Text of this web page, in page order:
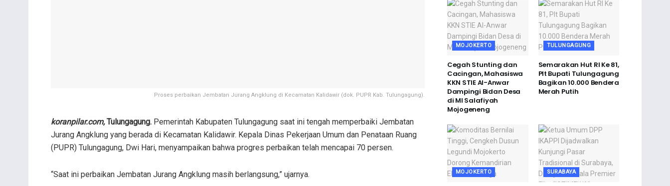
Proses perbaikan Jembatan Jurang Angklung di Kecamatan Kalidawir (dok. PUPR Kab. Tulungagung).
koranpilar.com,Tulungagung. Pemerintah Kabupaten Tulungagung saat ini tengah memperbaiki Jembatan
Jurang Angklung yang berada di Kecamatan Kalidawir. Kepala Dinas Pekerjaan Umum dan Penataan Ruang
(PUPR) Tulungagung, Dwi Hari, menyampaikan bahwa progres perbaikan telah mencapai 70 persen.
“Saat ini perbaikan Jembatan Jurang Angklung masih berlangsung,” ujarnya.
MOJOKERTO
Cegah Stunting dan
Cacingan, Mahasiswa
KKN STIE Al-Anwar
Dampingi Bidan Desa
di MI Salafiyah
Mojogeneng
TULUNGAGUNG
Semarakan Hut RI Ke 81,
Plt Bupati Tulungagung
Bagikan 10.000 Bendera
Merah Putih
MOJOKERTO SURABAYA